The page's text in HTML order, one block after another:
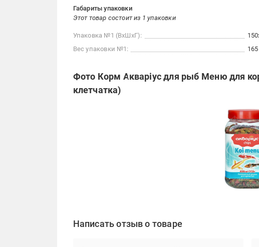
Габариты упаковки
Этот товар состоит из 1 упаковки
Упаковка №1 (ВхШхГ):
Вес упаковки №1:
165
Фото Корм Акваріус для рыб Меню для
клетчатка)
Написать отзыв о товаре